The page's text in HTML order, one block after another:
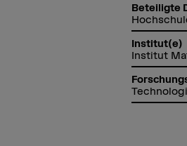
Beteiligte
Institut(e)
Institut